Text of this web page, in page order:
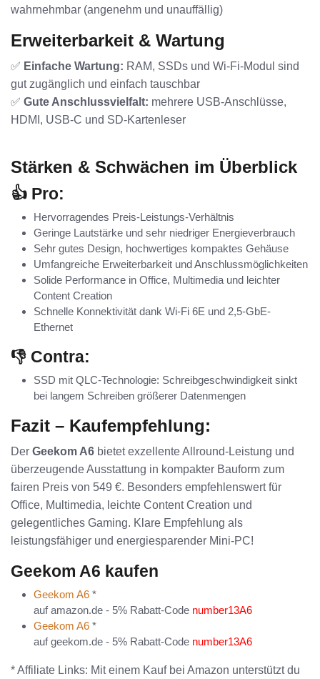
wahrnehmbar (angenehm und unauffällig)
Erweiterbarkeit & Wartung
✅ Einfache Wartung: RAM, SSDs und Wi-Fi-Modul sind
gut zugänglich und einfach tauschbar
✅ Gute Anschlussvielfalt: mehrere USB-Anschlüsse,
HDMI, USB-C und SD-Kartenleser
Stärken & Schwächen im Überblick
👍 Pro:
Hervorragendes Preis-Leistungs-Verhältnis
Geringe Lautstärke und sehr niedriger Energieverbrauch
Sehr gutes Design, hochwertiges kompaktes Gehäuse
Umfangreiche Erweiterbarkeit und Anschlussmöglichkeiten
Solide Performance in Office, Multimedia und leichter
Content Creation
Schnelle Konnektivität dank Wi-Fi 6E und 2,5-GbE-
Ethernet
👎 Contra:
SSD mit QLC-Technologie: Schreibgeschwindigkeit sinkt
bei langem Schreiben größerer Datenmengen
Fazit – Kaufempfehlung:
Der Geekom A6 bietet exzellente Allround-Leistung und
überzeugende Ausstattung in kompakter Bauform zum
fairen Preis von 549 €. Besonders empfehlenswert für
Office, Multimedia, leichte Content Creation und
gelegentliches Gaming. Klare Empfehlung als
leistungsfähiger und energiesparender Mini-PC!
Geekom A6 kaufen
Geekom A6 *
auf amazon.de - 5% Rabatt-Code number13A6
Geekom A6 *
auf geekom.de - 5% Rabatt-Code number13A6
* Affiliate Links: Mit einem Kauf bei Amazon unterstützt du